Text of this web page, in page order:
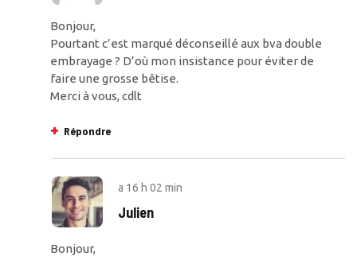
Bonjour,
Pourtant c’est marqué déconseillé aux bva double
embrayage ? D’où mon insistance pour éviter de
faire une grosse bêtise.
Merci à vous, cdlt
Répondre
a 16 h 02 min
Julien
Bonjour,